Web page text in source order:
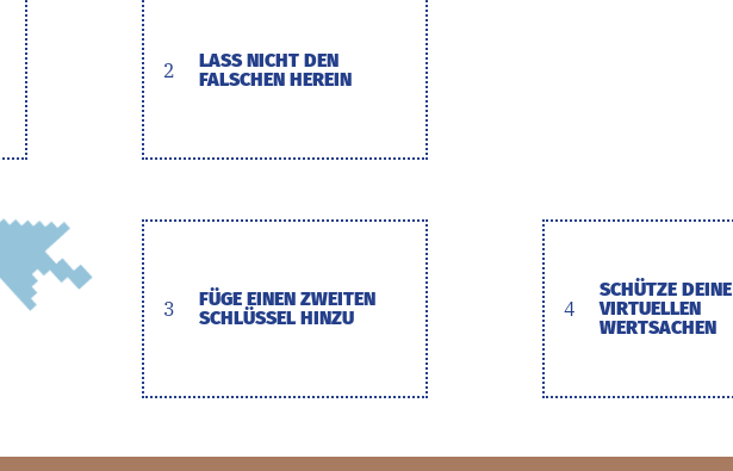
2
LASS NICHT DEN
FALSCHEN HEREIN
3
FÜGE EINEN ZWEITEN
SCHLÜSSEL HINZU
4
SCHÜTZE DEINE
VIRTUELLEN
WERTSACHEN